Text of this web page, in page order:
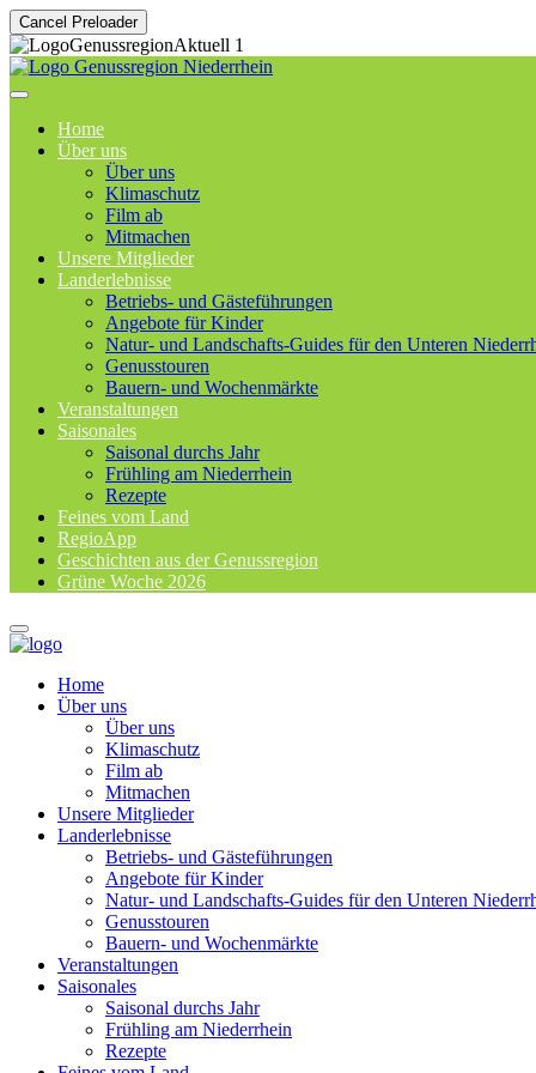
Cancel Preloader
Home
Über uns
Über uns
Klimaschutz
Film ab
Mitmachen
Unsere Mitglieder
Landerlebnisse
Betriebs- und Gästeführungen
Angebote für Kinder
Natur- und Landschafts-Guides für den Unteren
Genusstouren
Bauern- und Wochenmärkte
Veranstaltungen
Saisonales
Saisonal durchs Jahr
Frühling am Niederrhein
Rezepte
Feines vom Land
RegioApp
Geschichten aus der Genussregion
Grüne Woche 2026
Home
Über uns
Über uns
Klimaschutz
Film ab
Mitmachen
Unsere Mitglieder
Landerlebnisse
Betriebs- und Gästeführungen
Angebote für Kinder
Natur- und Landschafts-Guides für den Unteren
Genusstouren
Bauern- und Wochenmärkte
Veranstaltungen
Saisonales
Saisonal durchs Jahr
Frühling am Niederrhein
Rezepte